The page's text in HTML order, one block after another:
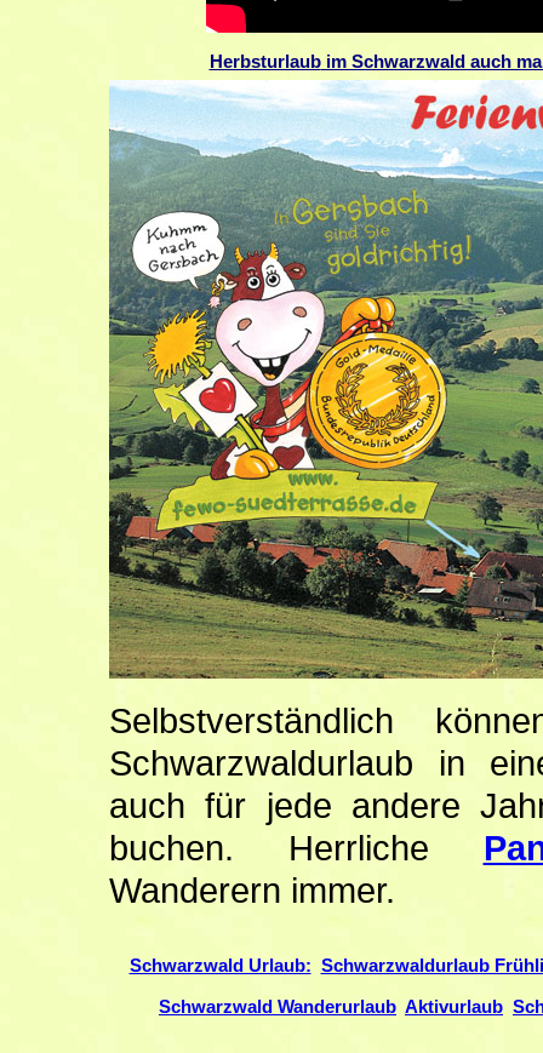
Herbsturlaubim Schwarzwald auch
Selbstverständlich
Schwarzwaldurlaub in
auch für jede andere
buchen. Herrliche
Wanderern immer.
Schwarzwald Urlaub: Schwarzwaldurlaub
Schwarzwald Wanderurlaub Aktivurlaub